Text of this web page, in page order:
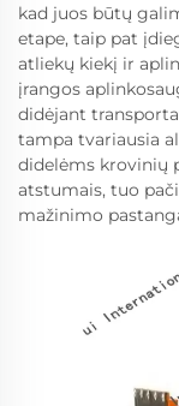
kad juos būtų
etape, taip pat
atliekų kiekį ir
įrangos
didėjant
tampa tvariausia
didelėms krovinių
atstumais, tuo
mažinimo